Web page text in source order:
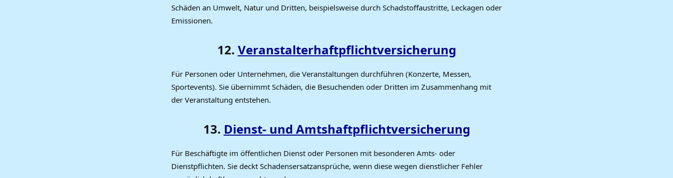
Schäden an Umwelt, Natur und Dritten, beispielsweise durch Schadstoffaustritte, Leckagen oder
Emissionen.
12. Veranstalterhaftpflichtversicherung
Für Personen oder Unternehmen, die Veranstaltungen durchführen (Konzerte, Messen,
Sportevents). Sie übernimmt Schäden, die Besuchenden oder Dritten im Zusammenhang mit
der Veranstaltung entstehen.
13. Dienst- und Amtshaftpflichtversicherung
Für Beschäftigte im öffentlichen Dienst oder Personen mit besonderen Amts- oder
Dienstpflichten. Sie deckt Schadensersatzansprüche, wenn diese wegen dienstlicher Fehler